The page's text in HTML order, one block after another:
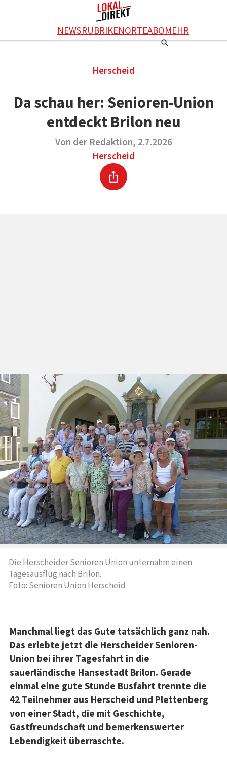
NEWSRUBRIKENORTEABOMEHR
Werbung schalten
Kontakt
Das Team
KONTAKT
DAS TEAM
ÜBER UNS
Herscheid
Da schau her: Senioren-Union
entdeckt Brilon neu
Von der Redaktion, 2.7.2026
Herscheid
Drucken
Die Herscheider Senioren Union unternahm einen
Tagesausflug nach Brilon.
Foto: Senioren Union Herscheid
Manchmal liegt das Gute tatsächlich ganz nah.
Das erlebte jetzt die Herscheider Senioren-
Union bei ihrer Tagesfahrt in die
sauerländische Hansestadt Brilon. Gerade
einmal eine gute Stunde Busfahrt trennte die
42 Teilnehmer aus Herscheid und Plettenberg
von einer Stadt, die mit Geschichte,
Gastfreundschaft und bemerkenswerter
Lebendigkeit überraschte.